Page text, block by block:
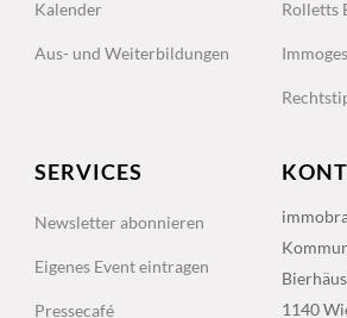
Kalender
Aus- und Weiterbildungen
Rolletts
SERVICES
Newsletter abonnieren
Eigenes Event eintragen
Pressecafé
1140